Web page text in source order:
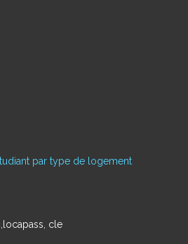
par type de logement
cle